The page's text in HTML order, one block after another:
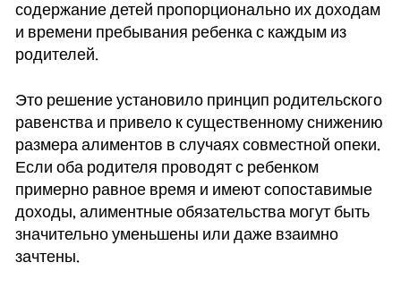
содержание детей пропорционально их доходам
и времени пребывания ребенка с каждым из
родителей.
Это решение установило принцип родительского
равенства и привело к существенному снижению
размера алиментов в случаях совместной опеки.
Если оба родителя проводят с ребенком
примерно равное время и имеют сопоставимые
доходы, алиментные обязательства могут быть
значительно уменьшены или даже взаимно
зачтены.